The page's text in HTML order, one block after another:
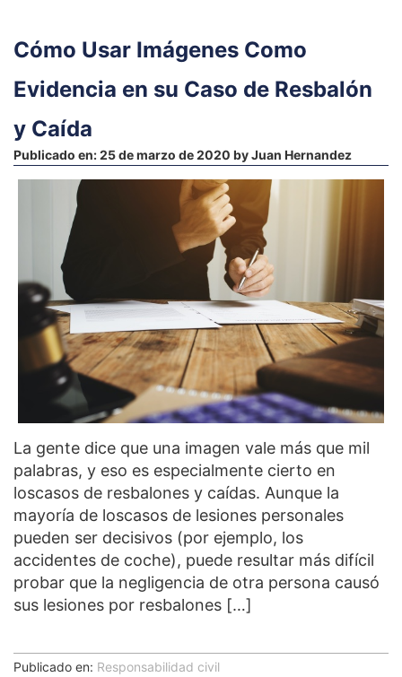
Cómo Usar Imágenes Como
Evidencia en su Caso de Resbalón
y Caída
Publicado en:25 de marzo de 2020 byJuan Hernandez
La gente dice que una imagen vale más que mil
palabras, y eso es especialmente cierto en
loscasos de resbalones y caídas. Aunque la
mayoría de loscasos de lesiones personales
pueden ser decisivos (por ejemplo, los
accidentes de coche), puede resultar más difícil
probar que la negligencia de otra persona causó
sus lesiones por resbalones […]
Publicado en: Responsabilidad civil